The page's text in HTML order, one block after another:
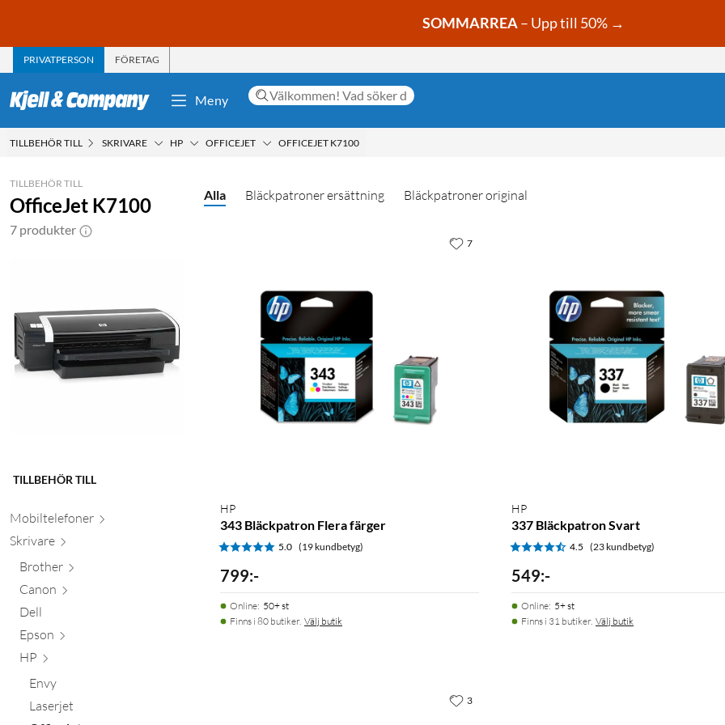
SOMMARREA– Upp till 50% →
PRIVATPERSON FÖRETAG
Meny
TILLBEHÖR TILL SKRIVARE HP OFFICEJET OFFICEJET K7100
TILLBEHÖR TILL
OfficeJet K7100
7 produkter
TILLBEHÖR TILL
Mobiltelefoner
Skrivare
Brother
Canon
Dell
Epson
HP
Envy
Laserjet
Alla Bläckpatroner ersättning Bläckpatroner original
HP
343 Bläckpatron Flera färger
5.0 (19 kundbetyg)
799:-
Online: 50+ st
Finns i 80 butiker. Välj butik
7
HP
337 Bläckpatron Svart
4.5 (23 kundbetyg)
549:-
Online: 5+ st
Finns i 31 butiker. Välj butik
3